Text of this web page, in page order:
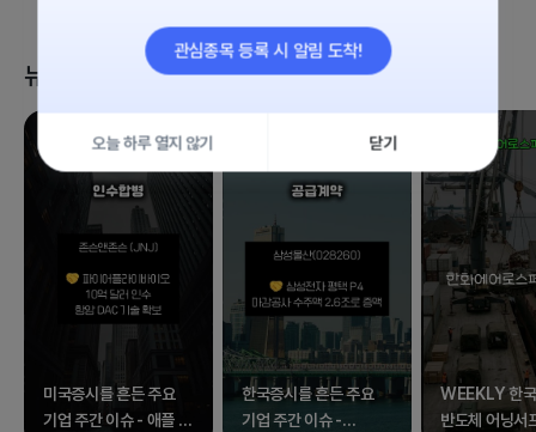
관심종목 등록 시 알림 도착!
오늘 하루 열지 않기 닫기
뉴스 클립
미국증시를 흔든 주요
기업 주간 이슈 - 애플 외
한국증시를 흔든 주요
기업 주간 이슈 -
WEEKLY 한
반도체 어닝서